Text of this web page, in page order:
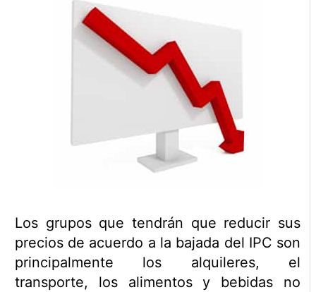
Los grupos que tendrán que reducir sus
precios de acuerdo a la bajada del IPC son
principalmente los alquileres, el
transporte, los alimentos y bebidas no